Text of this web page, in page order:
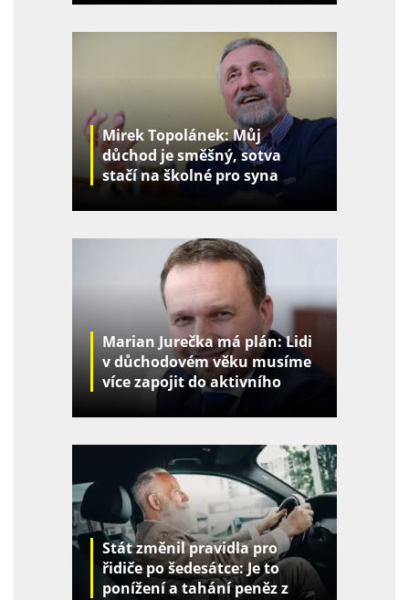
Mirek Topolánek: Můj
důchod je směšný, sotva
stačí na školné pro syna
Marian Jurečka má plán: Lidi
v důchodovém věku musíme
více zapojit do aktivního
Stát změnil pravidla pro
řidiče po šedesátce: Je to
ponížení a tahání peněz z